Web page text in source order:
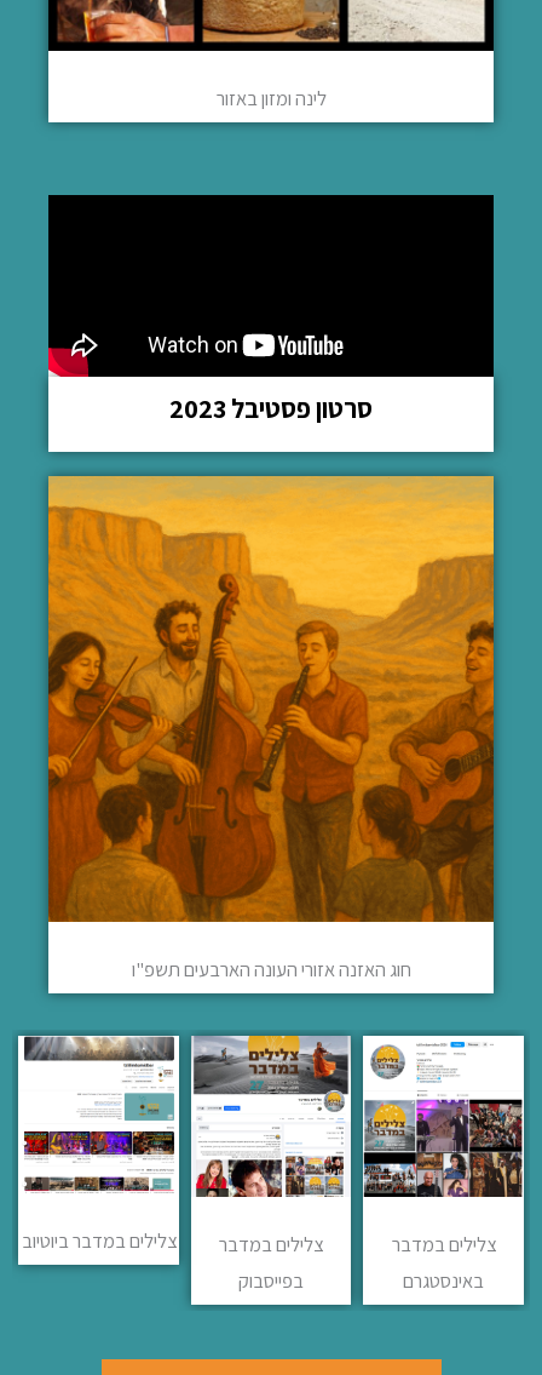
לינה ומזון באזור
סרטון פסטיבל 2023
חוג האזנה אזורי העונה הארבעים תשפ"ו
צלילים במדבר
באינסטגרם
צלילים במדבר
בפייסבוק
צלילים במדבר ביוטיוב